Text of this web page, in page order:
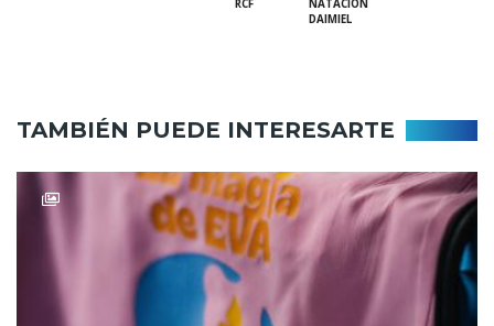
RCF
NATACIÓN
DAIMIEL
TAMBIÉN PUEDE INTERESARTE